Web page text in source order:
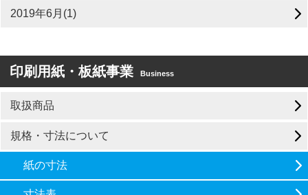
2019年6月(1)
印刷用紙・板紙事業 Business
取扱商品
規格・寸法について
紙の寸法